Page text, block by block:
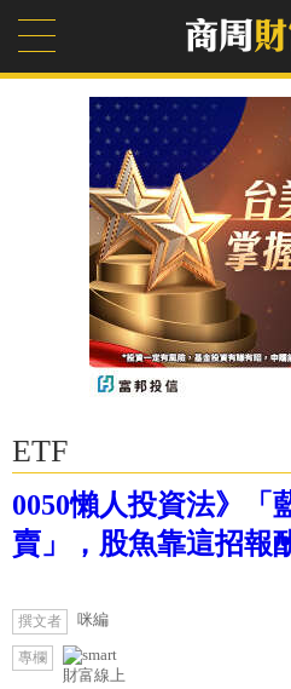
ETF
0050懶人投資法》「
賣」，股魚靠這招報
撰文者 咪編
專欄
財富線上